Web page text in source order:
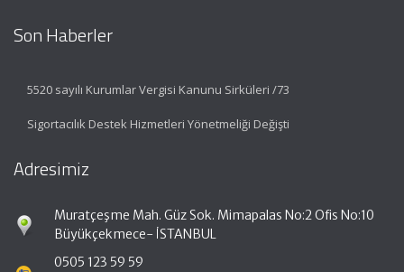
Son Haberler
5520 sayılı Kurumlar Vergisi Kanunu Sirküleri /73
Sigortacılık Destek Hizmetleri Yönetmeliği Değişti
Adresimiz
Muratçeşme Mah. Güz Sok. Mimapalas No:2 Ofis No:10
Büyükçekmece- İSTANBUL
0505 123 59 59